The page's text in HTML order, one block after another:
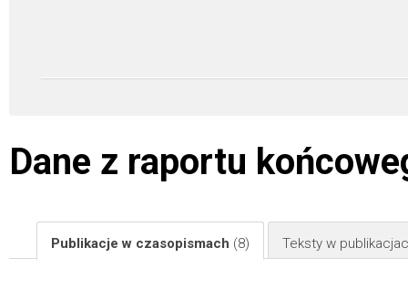
Dane z raportu
Publikacje w czasopismach (8) Teksty w